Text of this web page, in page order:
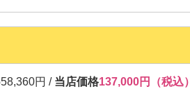
円 / 当店価格137,000円（税込）